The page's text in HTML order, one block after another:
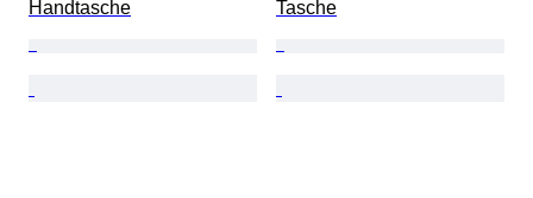
Handtasche Tasche